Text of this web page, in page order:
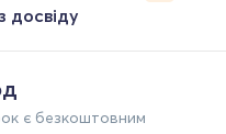
досвіду
є безкоштовним